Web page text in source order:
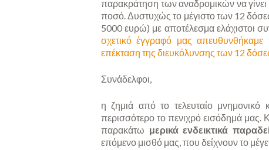
παρακράτηση των αναδρομικών να
ποσό. Δυστυχώς το μέγιστο των 12
5000 ευρώ) με αποτέλεσμα ελάχιστοι
σχετικό έγγραφό μας
επέκταση της διευκόλυνσης των 12
Συνάδελφοι,
η ζημιά από το τελευταίο μνημονικό
περισσότερο το πενιχρό εισόδημά μας.
παρακάτω μερικά ενδεικτικά
επόμενο μισθό μας, που δείχνουν το